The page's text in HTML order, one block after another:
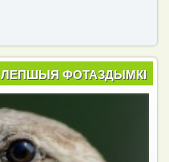
ЛЕПШЫЯ ФОТАЗДЫМКІ